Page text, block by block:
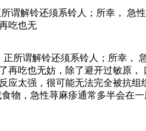
谓解铃还须系铃人；所幸，
吃也无
谓解铃还须系铃人；所幸，
吃也无妨，除了避开过敏原
太强，很可能无法完全被抗
物，急性荨麻疹通常多半会在